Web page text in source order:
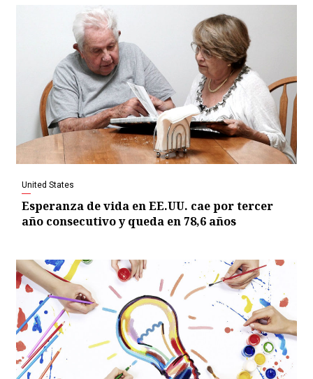
United States
Esperanza de vida en EE.UU. cae por tercer
año consecutivo y queda en 78,6 años